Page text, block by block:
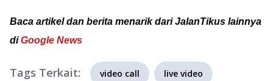
Baca artikel dan berita menarik dari JalanTikus lainnya
diGoogle News
Tags Terkait: video call live video